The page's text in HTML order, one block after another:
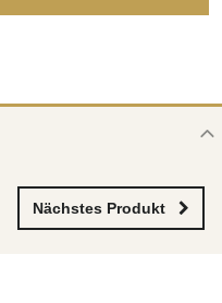
Nächstes Produkt